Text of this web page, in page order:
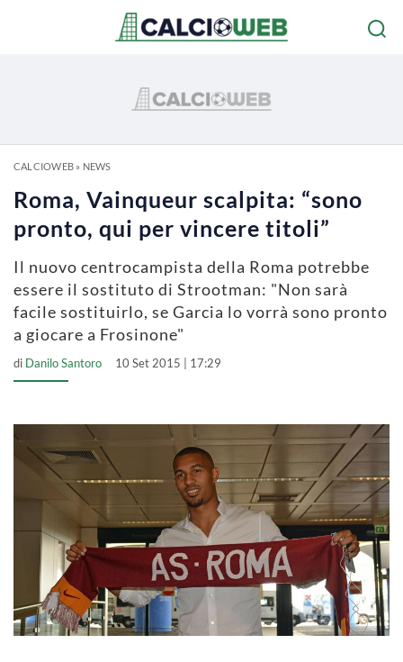
CALCIOWEB» NEWS
Roma, Vainqueur scalpita: “sono
pronto, qui per vincere titoli”
Il nuovo centrocampista della Roma potrebbe
essere il sostituto di Strootman: "Non sarà
facile sostituirlo, se Garcia lo vorrà sono pronto
a giocare a Frosinone"
di Danilo Santoro 10 Set 2015 | 17:29